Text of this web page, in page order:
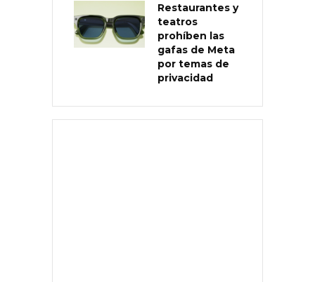
Restaurantes y
teatros
prohíben las
gafas de Meta
por temas de
privacidad